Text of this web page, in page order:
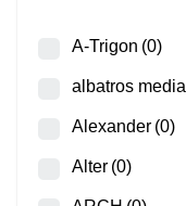
A-Trigon (0)
albatros media
Alexander (0)
Alter (0)